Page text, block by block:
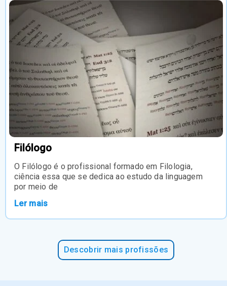
Filólogo
O Filólogo é o profissional formado em Filologia,
ciência essa que se dedica ao estudo da linguagem
por meio de
Ler mais
Descobrir mais profissões